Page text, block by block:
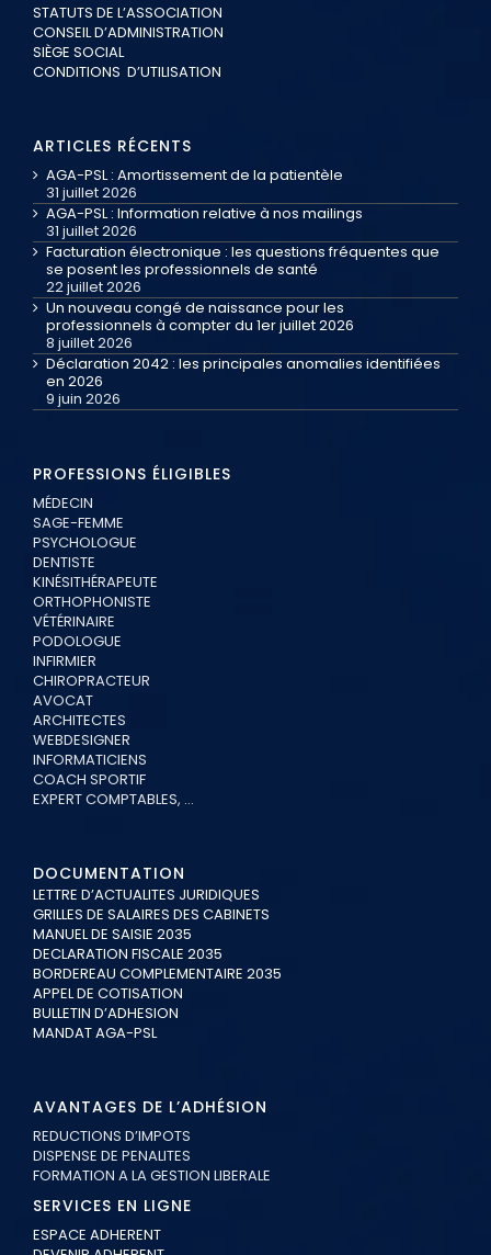
STATUTS DE L’ASSOCIATION
CONSEIL D’ADMINISTRATION
SIÈGE SOCIAL
CONDITIONS D’UTILISATION
ARTICLES RÉCENTS
AGA-PSL : Amortissement de la patientèle
31 juillet 2026
AGA-PSL : Information relative à nos mailings
31 juillet 2026
Facturation électronique : les questions fréquentes que
se posent les professionnels de santé
22 juillet 2026
Un nouveau congé de naissance pour les
professionnels à compter du 1er juillet 2026
8 juillet 2026
Déclaration 2042 : les principales anomalies identifiées
en 2026
9 juin 2026
PROFESSIONS ÉLIGIBLES
MÉDECIN
SAGE-FEMME
PSYCHOLOGUE
DENTISTE
KINÉSITHÉRAPEUTE
ORTHOPHONISTE
VÉTÉRINAIRE
PODOLOGUE
INFIRMIER
CHIROPRACTEUR
AVOCAT
ARCHITECTES
WEBDESIGNER
INFORMATICIENS
COACH SPORTIF
EXPERT COMPTABLES, …
DOCUMENTATION
LETTRE D’ACTUALITES JURIDIQUES
GRILLES DE SALAIRES DES CABINETS
MANUEL DE SAISIE 2035
DECLARATION FISCALE 2035
BORDEREAU COMPLEMENTAIRE 2035
APPEL DE COTISATION
BULLETIN D’ADHESION
MANDAT AGA-PSL
AVANTAGES DE L’ADHÉSION
REDUCTIONS D’IMPOTS
DISPENSE DE PENALITES
FORMATION A LA GESTION LIBERALE
SERVICES EN LIGNE
ESPACE ADHERENT